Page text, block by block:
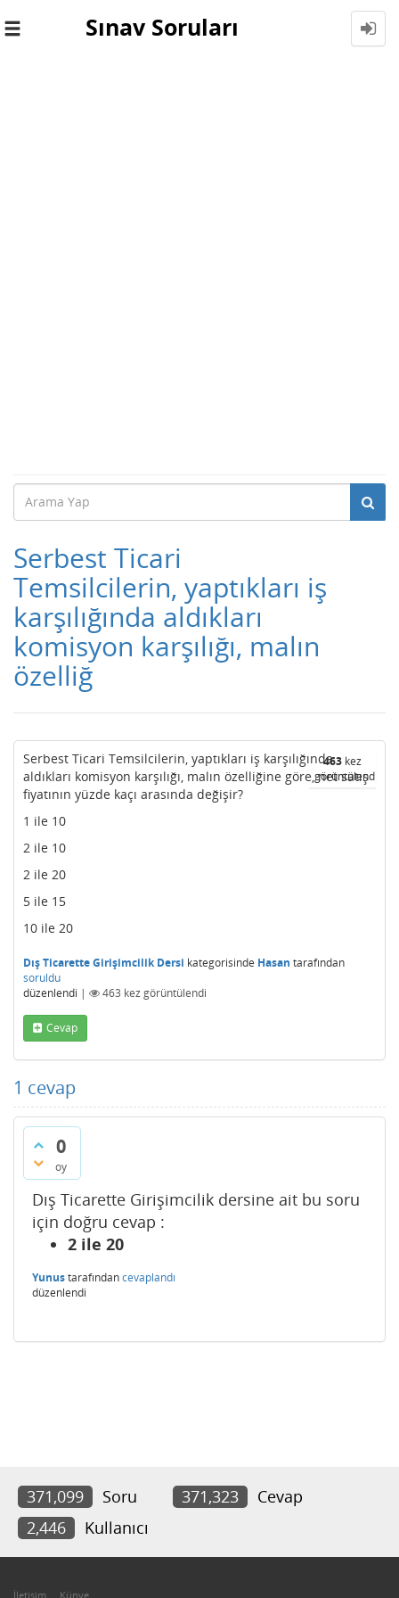
Toggle
Sınav Soruları
Serbest Ticari
Temsilcilerin, yaptıkları iş
karşılığında aldıkları
komisyon karşılığı, malın
özelliğ
463 kez
görüntülendi
Serbest Ticari Temsilcilerin, yaptıkları iş karşılığında
aldıkları komisyon karşılığı, malın özelliğine göre, net satış
fiyatının yüzde kaçı arasında değişir?
1 ile 10
2 ile 10
2 ile 20
5 ile 15
10 ile 20
Dış Ticarette Girişimcilik Dersi kategorisinde Hasan tarafından
soruldu
düzenlendi | 463 kez görüntülendi
Cevap
1 cevap
0
oy
Dış Ticarette Girişimcilik dersine ait bu soru
için doğru cevap :
2 ile 20
Yunustarafındancevaplandı
düzenlendi
371,099 Soru 371,323
Cevap
2,446
Kullanıcı
İletişim Künye